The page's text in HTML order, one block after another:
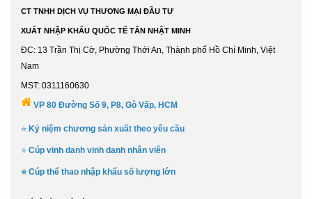
MST: 0311160630
VP 80 Đường Số 9, P8, Gò Vấp, HCM
⭐
⭐Cúp vinh danh vinh danh nhân viên
⭐Cúp thể thao nhập khẩu số lượng lớn
Chính sách